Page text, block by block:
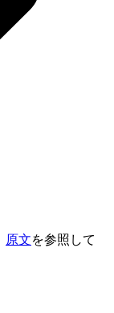
原文を参照して